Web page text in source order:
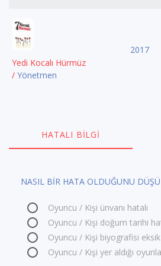
Yedi Kocalı Hürmüz
/ Yönetmen
2017
HATALI BILGI
NASIL BİR HATA OLDUĞUNU
Oyuncu / Kişi ünvanı hatalı
Oyuncu / Kişi doğum tarihi
Oyuncu / Kişi biyografisi
Oyuncu / Kişi yer aldığı